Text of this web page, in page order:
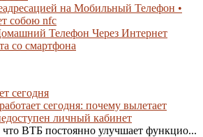
на Мобильный Телефон •
собою nfc
Телефон Через Интернет
со смартфона
сегодня: почему вылетает
личный кабинет
что ВТБ постоянно улучшает функцио...